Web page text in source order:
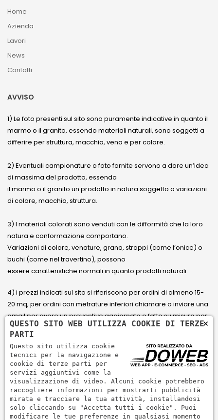
Home
Azienda
Lavori
News
Contatti
AVVISO
1) Le foto presenti sul sito sono puramente indicative in quanto il
marmo o il granito, essendo materiali naturali, sono soggetti a
differire per struttura, macchia, vena e per colore.
2) Eventuali campionature o foto fornite servono a dare un’idea
di massima del prodotto, essendo
il marmo o il granito un prodotto in natura soggetto a variazioni
di colore, macchia, struttura.
3) I materiali colorati sono venduti con le difformità che la loro
natura e conformazione comportano.
Variazioni di colore, venature, grana, strappi (come l’onice) o
buchi (come nel travertino), possono
essere caratteristiche normali in quanto prodotti naturali.
4) i prezzi indicati sul sito si riferiscono per ordini di almeno 15-
20 mq, per ordini con metrature inferiori chiamare o inviare una
email per avere un preventivo aggiornato e fatto su misura per
il cliente.
5) Paga con Carta di credito Visa, Visa Electron, Maestro,
Mastercard tramite il circuito PayPal. PayPal serve per pagare,
inviare denaro e accettare pagamenti in modo rapido,
semplice e sicuro.
×
QUESTO SITO WEB UTILIZZA COOKIE DI TERZE
PARTI
Questo sito utilizza cookie
tecnici per la navigazione e
cookie di terze parti per
servizi aggiuntivi come la
visualizzazione di video. Alcuni cookie potrebbero
raccogliere informazioni per mostrarti pubblicità
mirata e tracciare la tua attività, installandosi
solo cliccando su "Accetta tutti i cookie". Puoi
modificare le tue preferenze in qualsiasi momento